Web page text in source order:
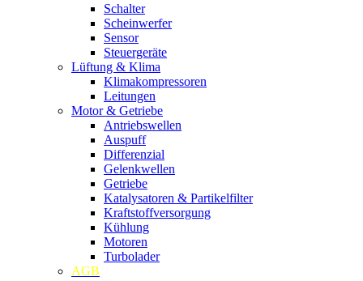
Schalter
Scheinwerfer
Sensor
Steuergeräte
Lüftung & Klima
Klimakompressoren
Leitungen
Motor & Getriebe
Antriebswellen
Auspuff
Differenzial
Gelenkwellen
Getriebe
Katalysatoren & Partikelfilter
Kraftstoffversorgung
Kühlung
Motoren
Turbolader
AGB